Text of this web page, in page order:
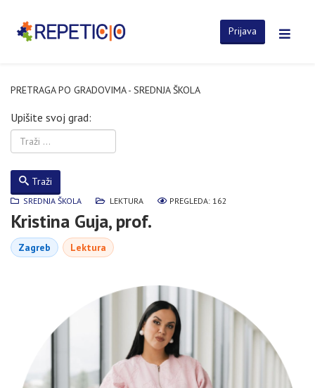
Prijava
PRETRAGA PO GRADOVIMA - SREDNJA ŠKOLA
Upišite svoj grad:
Traži
SREDNJA ŠKOLA LEKTURA PREGLEDA: 162
Kristina Guja, prof.
Zagreb Lektura